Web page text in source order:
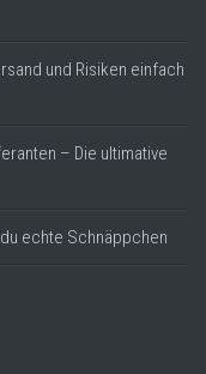
und Risiken einfach
– Die ultimative
echte Schnäppchen